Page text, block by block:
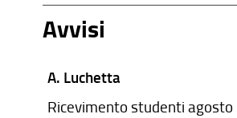
Avvisi
A. Luchetta
Ricevimento studenti agosto